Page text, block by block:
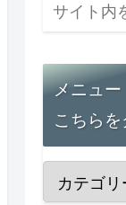
メニュー
こちらを